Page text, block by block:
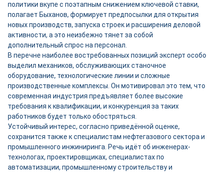
политики вкупе с поэтапным снижением ключевой ставки,
полагает Быханов, формирует предпосылки для открытия
новых производств, запуска строек и расширения деловой
активности, а это неизбежно тянет за собой
дополнительный спрос на персонал.
В перечне наиболее востребованных позиций эксперт особо
выделил механиков, обслуживающих станочное
оборудование, технологические линии и сложные
производственные комплексы. Он мотивировал это тем, что
современная индустрия предъявляет более высокие
требования к квалификации, и конкуренция за таких
работников будет только обостряться.
Устойчивый интерес, согласно приведённой оценке,
сохранится также к специалистам нефтегазового сектора и
промышленного инжиниринга. Речь идёт об инженерах-
технологах, проектировщиках, специалистах по
автоматизации, промышленному строительству и